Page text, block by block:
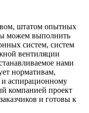
штатом опытных
можем выполнить
систем, систем
вентиляции
нами
нормативам,
и аспирационному
компанией проект
и готовы к